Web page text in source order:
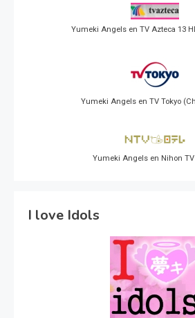
Yumeki Angels en TV Azteca 13
Yumeki Angels en TV Tokyo
Yumeki Angels en Nihon TV
I love Idols